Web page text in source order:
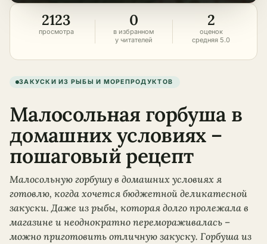
2123
просмотра
0
в избранном
у читателей
2
оценок
средняя 5.0
ЗАКУСКИ ИЗ РЫБЫ И МОРЕПРОДУКТОВ
Малосольная горбуша в
домашних условиях –
пошаговый рецепт
Малосольную горбушу в домашних условиях я
готовлю, когда хочется бюджетной деликатесной
закуски. Даже из рыбы, которая долго пролежала в
магазине и неоднократно перемораживалась –
можно приготовить отличную закуску. Горбуша из